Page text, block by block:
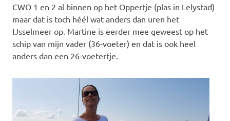
CWO 1 en 2 al binnen op het Oppertje (plas in Lelystad)
maar dat is toch héél wat anders dan uren het
IJsselmeer op. Martine is eerder mee geweest op het
schip van mijn vader (36-voeter) en dat is ook heel
anders dan een 26-voetertje.